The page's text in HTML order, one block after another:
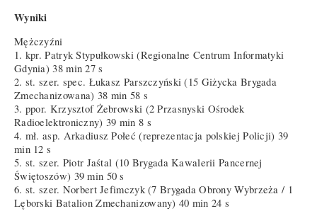
Wyniki
Mężczyźni
1. kpr. Patryk Stypułkowski (Regionalne Centrum Informatyki
Gdynia) 38 min 27 s
2. st. szer. spec. Łukasz Parszczyński (15 Giżycka Brygada
Zmechanizowana) 38 min 58 s
3. ppor. Krzysztof Żebrowski (2 Przasnyski Ośrodek
Radioelektroniczny) 39 min 8 s
4. mł. asp. Arkadiusz Połeć (reprezentacja polskiej Policji) 39
min 12 s
5. st. szer. Piotr Jaśtal (10 Brygada Kawalerii Pancernej
Świętoszów) 39 min 50 s
6. st. szer. Norbert Jefimczyk (7 Brygada Obrony Wybrzeża / 1
Lęborski Batalion Zmechanizowany) 40 min 24 s